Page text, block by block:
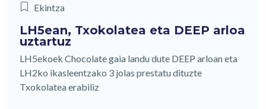
Ekintza
LH5ean, Txokolatea eta DEEP arloa
uztartuz
LH5ekoek Chocolate gaia landu dute DEEP arloan eta
LH2ko ikasleentzako 3 jolas prestatu dituzte
Txokolatea erabiliz